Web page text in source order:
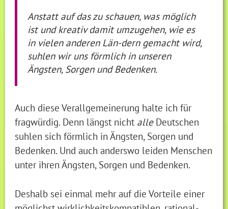
Anstatt auf das zu schauen, was möglich
ist und kreativ damit umzugehen, wie es
in vielen anderen Län-dern gemacht wird,
suhlen wir uns förmlich in unseren
Ängsten, Sorgen und Bedenken.
Auch diese Verallgemeinerung halte ich für
fragwürdig. Denn längst nicht alleDeutschen
suhlen sich förmlich in Ängsten, Sorgen und
Bedenken. Und auch anderswo leiden Menschen
unter ihren Ängsten, Sorgen und Bedenken.
Deshalb sei einmal mehr auf die Vorteile einer